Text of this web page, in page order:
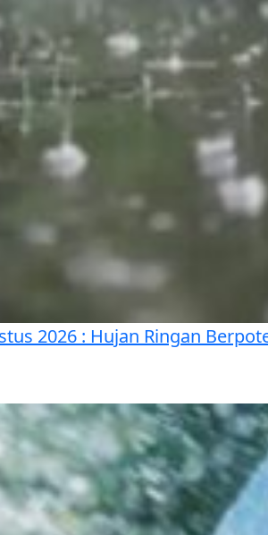
2026 : Hujan Ringan